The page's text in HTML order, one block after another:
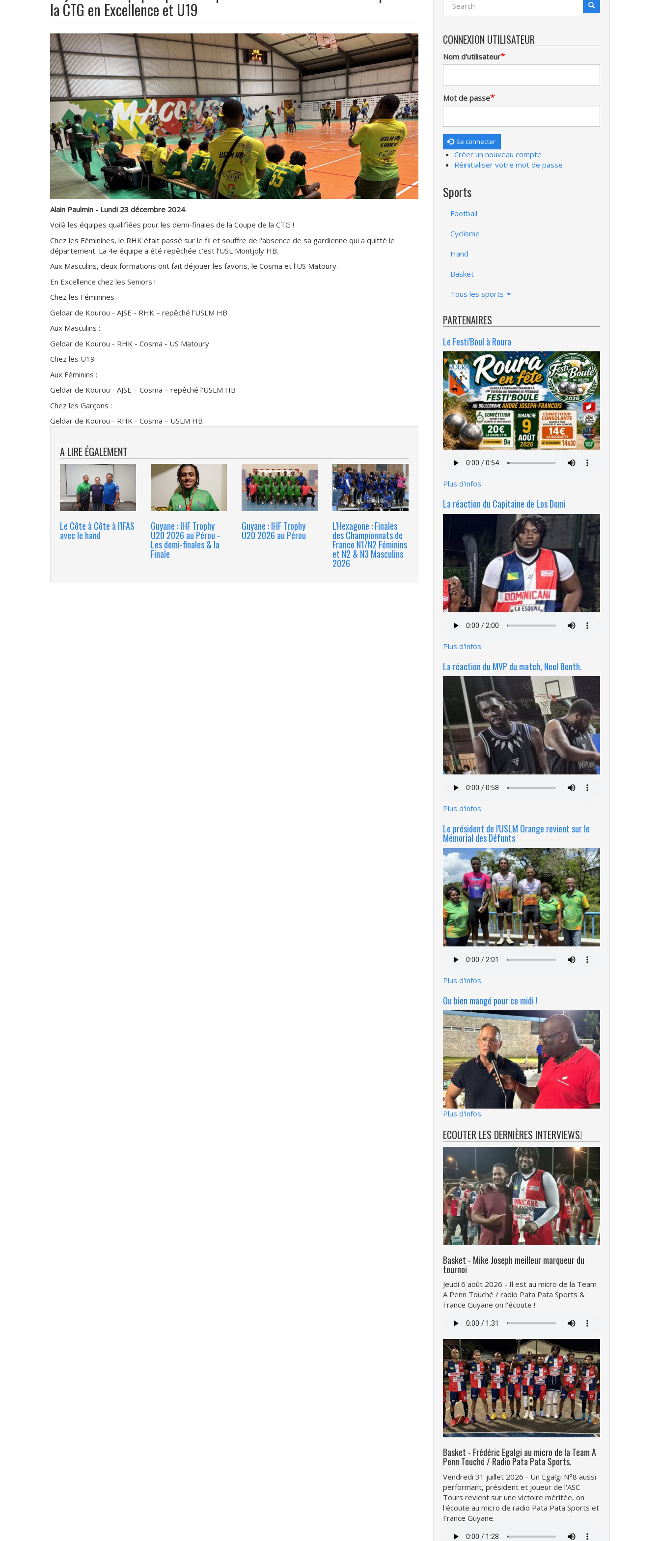
la CTG en Excellence et U19
Alain Paulmin - Lundi 23 décembre 2024
Voilà les équipes qualifiées pour les demi-finales de la Coupe de la CTG !
Chez les Féminines, le RHK était passé sur le fil et souffre de l'absence de sa gardienne qui a quitté le
département. La 4e équipe a été repêchée c’est l’USL Montjoly HB.
Aux Masculins, deux formations ont fait déjouer les favoris, le Cosma et l'US Matoury.
En Excellence chez les Seniors !
Chez les Féminines
Geldar de Kourou - AJSE - RHK – repêché l’USLM HB
Aux Masculins :
Geldar de Kourou - RHK - Cosma - US Matoury
Chez les U19
Aux Féminins :
Geldar de Kourou - AJSE – Cosma – repêché l’USLM HB
Chez les Garçons :
Geldar de Kourou - RHK - Cosma – USLM HB
A LIRE ÉGALEMENT
Le Côte à Côte à l'IFAS
avec le hand
Guyane : IHF Trophy
U20 2026 au Pérou -
Les demi-finales & la
Finale
Guyane : IHF Trophy
U20 2026 au Pérou
L'Hexagone : Finales
des Championnats de
France N1/N2 Féminins
et N2 & N3 Masculins
2026
Recherche Search
CONNEXION UTILISATEUR
Nom d'utilisateur
Mot de passe
Se connecter
Créer un nouveau compte
Réinitialiser votre mot de passe
Sports
Football
Cyclisme
Hand
Basket
Tous les sports
PARTENAIRES
Le Festi'Boul à Roura
audio
Plus d'infos
La réaction du Capitaine de Los Domi
audio
Plus d'infos
La réaction du MVP du match, Neel Benth.
audio
Plus d'infos
Le président de l'USLM Orange revient sur le
Mémorial des Défunts
audio
Plus d'infos
Ou bien mangé pour ce midi !
Plus d'infos
ECOUTER LES DERNIÈRES INTERVIEWS!
Basket - Mike Joseph meilleur marqueur du
tournoi
Jeudi 6 août 2026 - Il est au micro de la Team
A Penn Touché / radio Pata Pata Sports &
France Guyane on l'écoute !
audio
Basket - Frédéric Egalgi au micro de la Team A
Penn Touché / Radio Pata Pata Sports.
Vendredi 31 juillet 2026 - Un Egalgi N°8 aussi
performant, président et joueur de l'ASC
Tours revient sur une victoire méritée, on
l'écoute au micro de radio Pata Pata Sports et
France Guyane.
audio